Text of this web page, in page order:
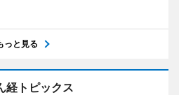
っと見る
経トピックス